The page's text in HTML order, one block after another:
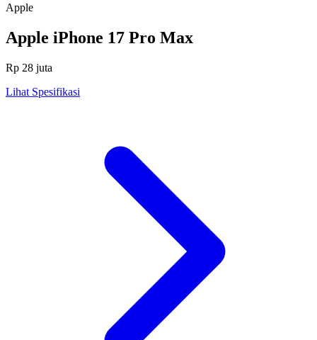
Apple
Apple iPhone 17 Pro Max
Rp 28 juta
Lihat Spesifikasi